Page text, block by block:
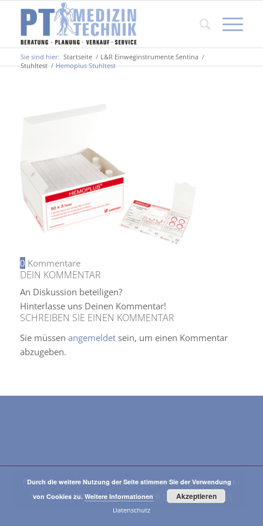
Sie sind hier: Startseite / L&R Einweginstrumente Sentina /
Stuhltest / Hemoplus Stuhltest
0 Kommentare
DEIN KOMMENTAR
An Diskussion beteiligen?
Hinterlasse uns Deinen Kommentar!
SCHREIBEN SIE EINEN KOMMENTAR
Sie müssen angemeldetsein, um einen Kommentar
abzugeben.
PT-Medizintechnik GmbH I Franz-Fischer-Straße 19 I A-6020 Innsbruck I
Tel.: +43 512 / 59515 I Fax: +43 512 / 574098 |
E-Mail|Impressum
Datenschutz
Durch die weitere Nutzung der Seite stimmen Sie der Verwendung
von Cookies zu.Weitere Informationen Akzeptieren